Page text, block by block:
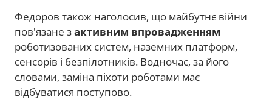
Федоров також наголосив, що майбутнє війни
пов'язане зактивним впровадженням
роботизованих систем, наземних платформ,
сенсорів і безпілотників. Водночас, за його
словами, заміна піхоти роботами має
відбуватися поступово.